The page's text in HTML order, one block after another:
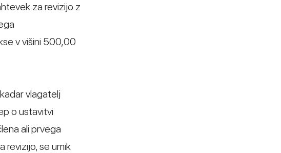
za revizijo z
v višini 500,00
vlagatelj
o ustavitvi
ali prvega
revizijo, se umik